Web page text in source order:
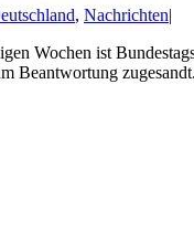
, Nachrichten|
Wochen ist
Beantwortung